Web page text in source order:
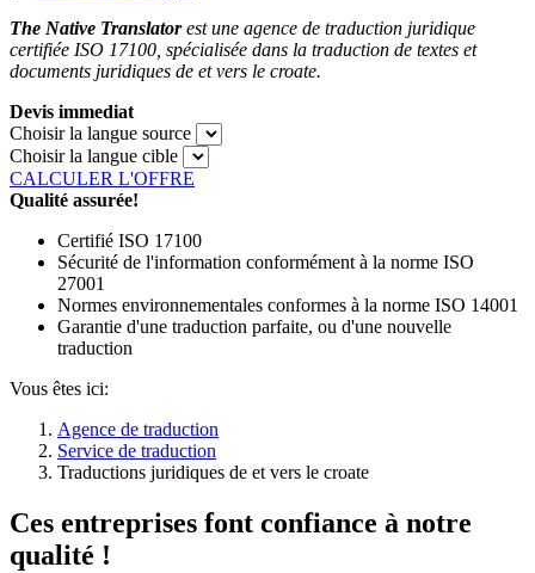
The Native Translatorest une agence de traduction juridique
certifiée ISO 17100, spécialisée dans la traduction de textes et
documents juridiques de et vers le croate.
Devis immediat
Choisir la langue source
Choisir la langue cible
CALCULER L'OFFRE
Qualité assurée!
Certifié ISO 17100
Sécurité de l'information conformément à la norme ISO
27001
Normes environnementales conformes à la norme ISO 14001
Garantie d'une traduction parfaite, ou d'une nouvelle
traduction
Vous êtes ici:
Agence de traduction
Service de traduction
Traductions juridiques de et vers le croate
Ces entreprises font confiance à notre
qualité !